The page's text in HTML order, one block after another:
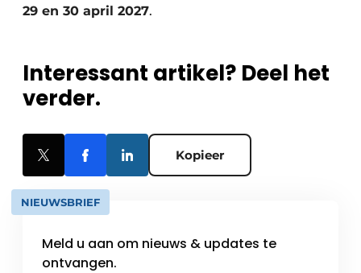
29 en 30 april 2027.
Interessant artikel? Deel het
verder.
Kopieer
NIEUWSBRIEF
Meld u aan om nieuws & updates te
ontvangen.